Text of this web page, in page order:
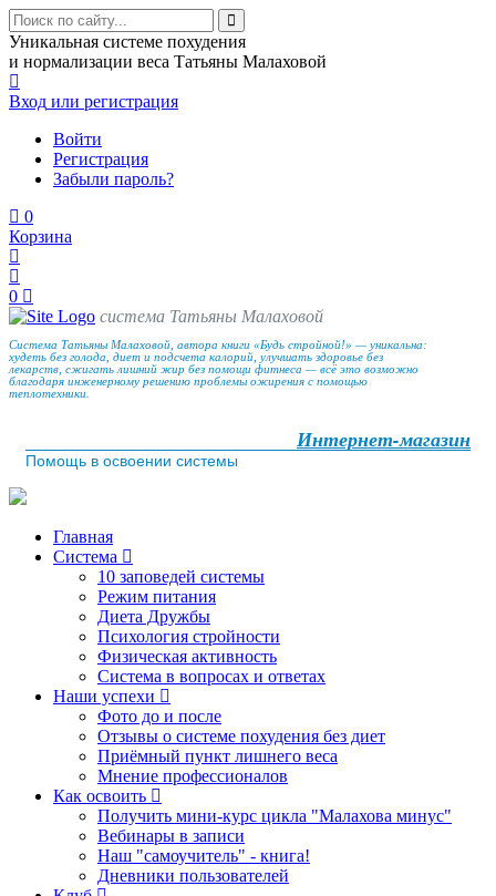
Уникальная системе похудения
и нормализации веса Татьяны Малаховой
Вход или регистрация
Войти
Регистрация
Забыли пароль?
0
Корзина
0
система Татьяны Малаховой
Система Татьяны Малаховой, автора книги «Будь стройной!» — уникальна:
худеть без голода, диет и подсчета калорий, улучшать здоровье без
лекарств, сжигать лишний жир без помощи фитнеса — всё это возможно
благодаря инженерному решению проблемы ожирения с помощью
теплотехники.
Интернет-магазин
Помощь в освоении системы
Главная
Система
10 заповедей системы
Режим питания
Диета Дружбы
Психология стройности
Физическая активность
Система в вопросах и ответах
Наши успехи
Фото до и после
Отзывы о системе похудения без диет
Приёмный пункт лишнего веса
Мнение профессионалов
Как освоить
Получить мини-курс цикла "Малахова минус"
Вебинары в записи
Наш "самоучитель" - книга!
Дневники пользователей